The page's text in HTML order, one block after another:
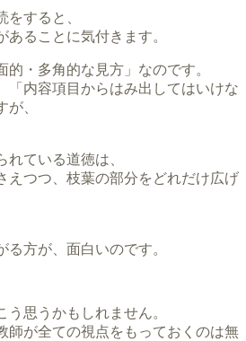
をすると、
ることに気付きます。
的・多角的な見方」なのです。
「内容項目からはみ出してはいけな
、
れている道徳は、
えつつ、枝葉の部分をどれだけ広げ
方が、面白いのです。
う思うかもしれません。
師が全ての視点をもっておくのは無